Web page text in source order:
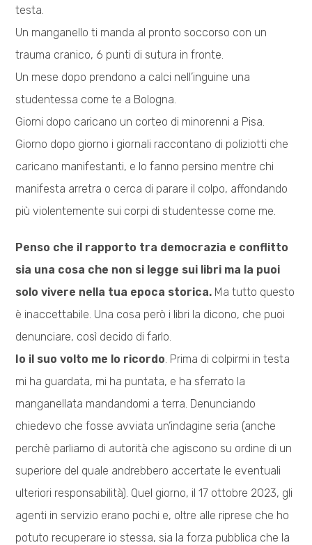
testa.
Un manganello ti manda al pronto soccorso con un
trauma cranico, 6 punti di sutura in fronte.
Un mese dopo prendono a calci nell’inguine una
studentessa come te a Bologna.
Giorni dopo caricano un corteo di minorenni a Pisa.
Giorno dopo giorno i giornali raccontano di poliziotti che
caricano manifestanti, e lo fanno persino mentre chi
manifesta arretra o cerca di parare il colpo, affondando
più violentemente sui corpi di studentesse come me.
Penso che il rapporto tra democrazia e conflitto
sia una cosa che non si legge sui libri ma la puoi
solo vivere nella tua epoca storica. Ma tutto questo
è inaccettabile. Una cosa però i libri la dicono, che puoi
denunciare, così decido di farlo.
Io il suo volto me lo ricordo . Prima di colpirmi in testa
mi ha guardata, mi ha puntata, e ha sferrato la
manganellata mandandomi a terra. Denunciando
chiedevo che fosse avviata un’indagine seria (anche
perchè parliamo di autorità che agiscono su ordine di un
superiore del quale andrebbero accertate le eventuali
ulteriori responsabilità). Quel giorno, il 17 ottobre 2023, gli
agenti in servizio erano pochi e, oltre alle riprese che ho
potuto recuperare io stessa, sia la forza pubblica che la